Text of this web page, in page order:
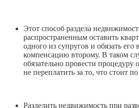
Этот способ раздела
распространенным оставить
одного из супругов и обязать его
компенсацию второму. В таком
обязательно провести процедуру
не переплатить за то, что стоит
Разделить недвижимость при